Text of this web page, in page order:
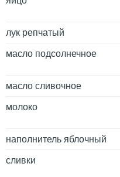
лук репчатый
масло подсолнечное
масло сливочное
молоко
наполнитель яблочный
сливки